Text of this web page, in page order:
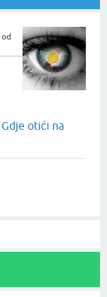
od
Gdje otići na